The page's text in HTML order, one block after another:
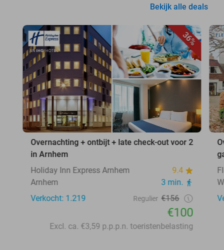
Bekijk alle deals
36%
Overnachting + ontbijt + late check-out voor 2
in Arnhem
Holiday Inn Express Arnhem
9.4
Arnhem
3 min.
Verkocht: 1.219
Regulier €156
€100
Excl. ca. €3,59 p.p.p.n. toeristenbelasting